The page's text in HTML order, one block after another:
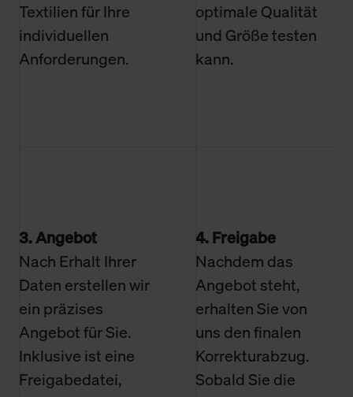
Textilien für Ihre
individuellen
Anforderungen.
optimale Qualität
und Größe testen
kann.
3. Angebot
Nach Erhalt Ihrer
Daten erstellen wir
ein präzises
Angebot für Sie.
Inklusive ist eine
Freigabedatei,
4. Freigabe
Nachdem das
Angebot steht,
erhalten Sie von
uns den finalen
Korrekturabzug.
Sobald Sie die